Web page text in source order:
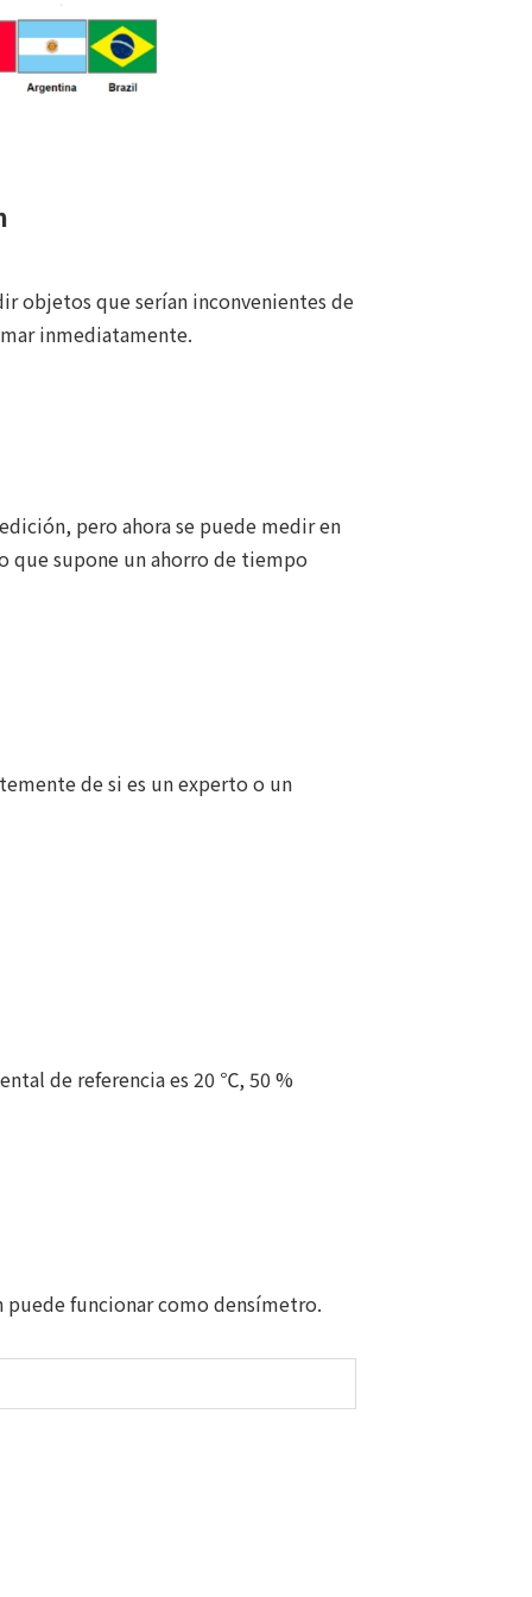
objetos que serían inconvenientes de
inmediatamente.
pero ahora se puede medir en
que supone un ahorro de tiempo
de si es un experto o un
de referencia es 20 ℃, 50 %
puede funcionar como densímetro.